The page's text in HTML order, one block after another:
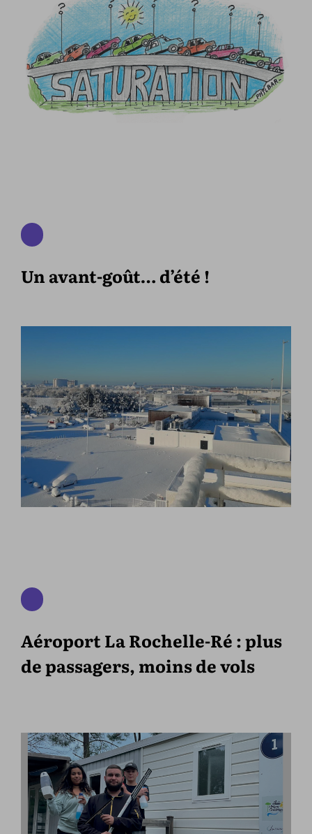
Un avant-goût… d’été !
Aéroport La Rochelle-Ré : plus
de passagers, moins de vols